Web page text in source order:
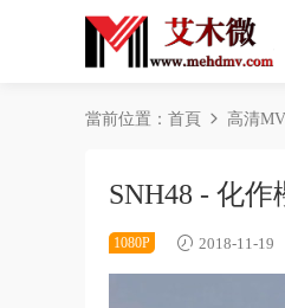
當前位置： 首頁 高清MV
SNH48 - 化作
1080P 2018-11-19